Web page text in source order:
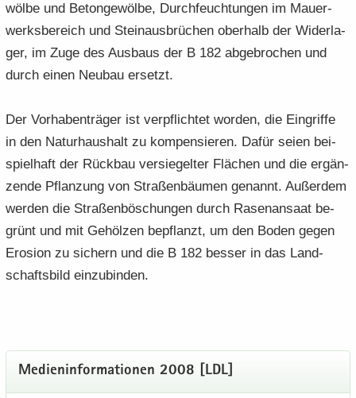
wöl­be und Be­ton­ge­wöl­be, Durch­feuch­tun­gen im Mau­er­
werks­be­reich und Stein­aus­brü­chen ober­halb der Wi­der­la­
ger, im Zuge des Aus­baus der B 182 ab­ge­bro­chen und
durch einen Neu­bau er­setzt.
Der Vor­ha­ben­trä­ger ist ver­pflich­tet wor­den, die Ein­grif­fe
in den Na­tur­haus­halt zu kom­pen­sie­ren. Dafür seien bei­
spiel­haft der Rück­bau ver­sie­gel­ter Flä­chen und die er­gän­
zen­de Pflan­zung von Stra­ßen­bäu­men ge­nannt. Au­ßer­dem
wer­den die Stra­ßen­bö­schun­gen durch Ra­sen­an­saat be­
grünt und mit Ge­höl­zen be­pflanzt, um den Boden gegen
Ero­si­on zu si­chern und die B 182 bes­ser in das Land­
schafts­bild ein­zu­bin­den.
Me­di­en­in­for­ma­tio­nen 2008 [LDL]